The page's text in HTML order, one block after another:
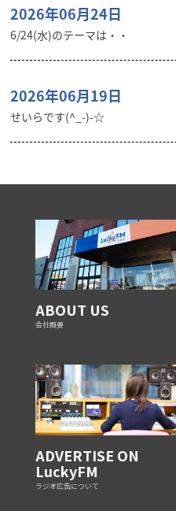
2026年06月24日
6/24(水)のテーマは・・
2026年06月19日
せいらです(^_-)-☆
ABOUT US
会社概要
ADVERTISE ON
LuckyFM
ラジオ広告について